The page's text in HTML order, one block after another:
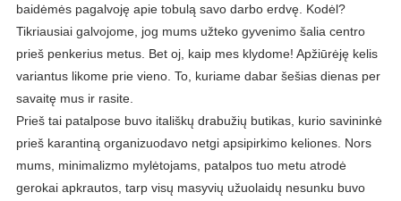
baidėmės pagalvoję apie tobulą savo darbo erdvę. Kodėl?
Tikriausiai galvojome, jog mums užteko gyvenimo šalia centro
prieš penkerius metus. Bet oj, kaip mes klydome! Apžiūrėję kelis
variantus likome prie vieno. To, kuriame dabar šešias dienas per
savaitę mus ir rasite.
Prieš tai patalpose buvo itališkų drabužių butikas, kurio savininkė
prieš karantiną organizuodavo netgi apsipirkimo keliones. Nors
mums, minimalizmo mylėtojams, patalpos tuo metu atrodė
gerokai apkrautos, tarp visų masyvių užuolaidų nesunku buvo